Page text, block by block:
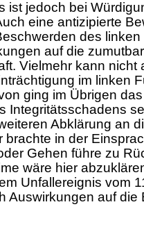
ist jedoch bei
eine antizipierte
des
auf die
Vielmehr kann nicht
im linken
ging im Übrigen
Integritätsschadens
Abklärung an
brachte in der
Gehen führe zu
wäre hier
Unfallereignis vom
Auswirkungen auf die